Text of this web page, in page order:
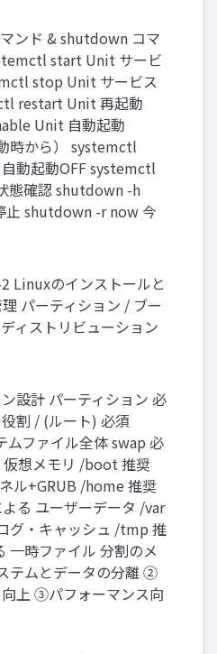
ンド & shutdown コマ
start Unit サービ
stop Unit サービス
restart Unit 再起動
Unit 自動起動
時から） systemctl
動起動OFF systemctl
態確認 shutdown -h
止 shutdown -r now 今
Linuxのインストールと
パーティション / ブー
ィストリビューション
設計 パーティション 必
割 / (ルート) 必須
ムファイル全体 swap 必
仮想メモリ /boot 推奨
ル+GRUB /home 推奨
る ユーザーデータ /var
グ・キャッシュ /tmp 推
一時ファイル 分割のメ
テムとデータの分離 ②
上 ③パフォーマンス向